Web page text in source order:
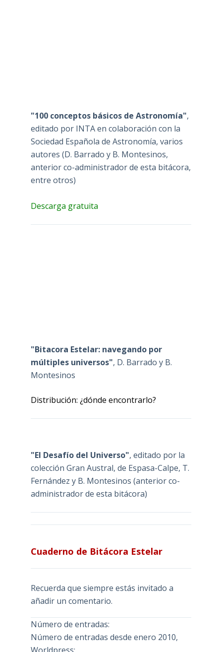
"100 conceptos básicos de Astronomía",
editado por INTA en colaboración con la
Sociedad Española de Astronomía, varios
autores (D. Barrado y B. Montesinos,
anterior co-administrador de esta bitácora,
entre otros)
Descarga gratuita
"Bitacora Estelar: navegando por
múltiples universos", D. Barrado y B.
Montesinos
Distribución: ¿dónde encontrarlo?
"El Desafío del Universo", editado por la
colección Gran Austral, de Espasa-Calpe, T.
Fernández y B. Montesinos (anterior co-
administrador de esta bitácora)
Cuaderno de Bitácora Estelar
Recuerda que siempre estás invitado a
añadir un comentario.
Número de entradas:
Número de entradas desde enero 2010,